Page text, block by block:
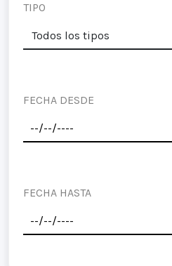
TIPO
FECHA DESDE
FECHA HASTA